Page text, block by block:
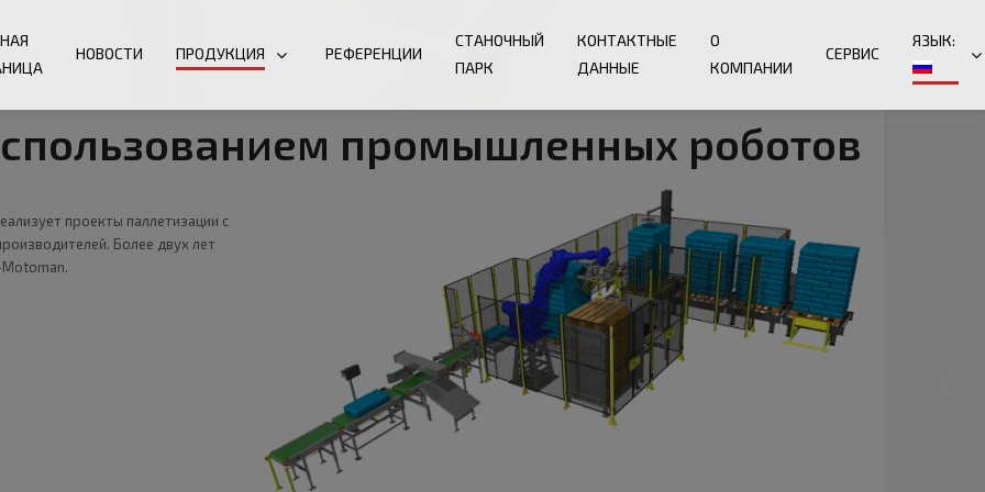
НОВОСТИ ПРОДУКЦИЯ РЕФЕРЕНЦИИ
СТАНОЧНЫЙ
ПАРК
КОНТАКТНЫЕ
ДАННЫЕ
О
КОМПАНИИ
СЕРВИС
ЯЗЫК:
промышленных роботов
проекты паллетизации с
Более двух лет